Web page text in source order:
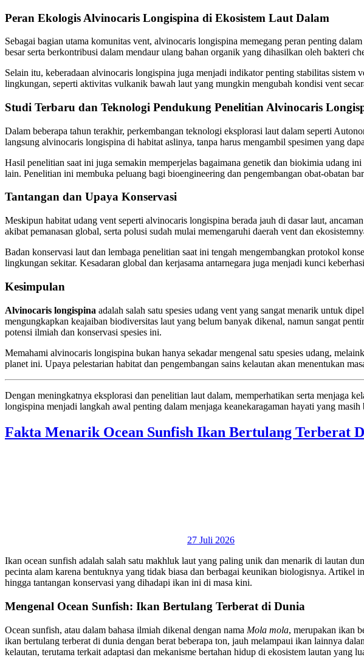
Peran Ekologis Alvinocaris Longispina di Ekosistem Laut Dalam
Sebagai bagian utama komunitas vent, alvinocaris longispina memegang peran penting
besar serta berkontribusi dalam mendaur ulang bahan organik yang dihasilkan oleh bakteri
Selain itu, keberadaan alvinocaris longispina juga menjadi indikator penting stabilitas
lingkungan, seperti aktivitas vulkanik bawah laut yang mungkin mengubah kondisi vent
Studi Terbaru dan Teknologi Pendukung Penelitian Alvinocaris
Dalam beberapa tahun terakhir, perkembangan teknologi eksplorasi laut dalam seperti
langsung alvinocaris longispina di habitat aslinya, tanpa harus mengambil spesimen yang
Hasil penelitian saat ini juga semakin memperjelas bagaimana genetik dan biokimia udang
lain. Penelitian ini membuka peluang bagi bioengineering dan pengembangan obat-obatan
Tantangan dan Upaya Konservasi
Meskipun habitat udang vent seperti alvinocaris longispina berada jauh di dasar laut,
akibat pemanasan global, serta polusi sudah mulai memengaruhi daerah vent dan
Badan konservasi laut dan lembaga penelitian saat ini tengah mengembangkan protokol
lingkungan sekitar. Kesadaran global dan kerjasama antarnegara juga menjadi kunci
Kesimpulan
Alvinocaris longispina adalah salah satu spesies udang vent yang sangat menarik untuk
mengungkapkan keajaiban biodiversitas laut yang belum banyak dikenal, namun sangat
potensi ilmiah dan konservasi spesies ini.
Memahami alvinocaris longispina bukan hanya sekadar mengenal satu spesies udang,
planet ini. Upaya pelestarian habitat dan pengembangan sains kelautan akan menentukan
Dengan meningkatnya eksplorasi dan penelitian laut dalam, memperhatikan serta menjaga
longispina menjadi langkah awal penting dalam menjaga keanekaragaman hayati yang
Fakta Menarik Ocean Sunfish Ikan Bertulang Terberat
27 Juli 2026
Ikan ocean sunfish adalah salah satu makhluk laut yang paling unik dan menarik di lautan
pecinta alam karena bentuknya yang tidak biasa dan berbagai keunikan biologisnya.
hingga tantangan konservasi yang dihadapi ikan ini di masa kini.
Mengenal Ocean Sunfish: Ikan Bertulang Terberat di Dunia
Ocean sunfish, atau dalam bahasa ilmiah dikenal dengan nama Mola mola, merupakan ikan
ikan bertulang terberat di dunia dengan berat beberapa ton, jauh melampaui ikan lainnya
kelautan, terutama terkait adaptasi dan mekanisme bertahan hidup di ekosistem lautan yang